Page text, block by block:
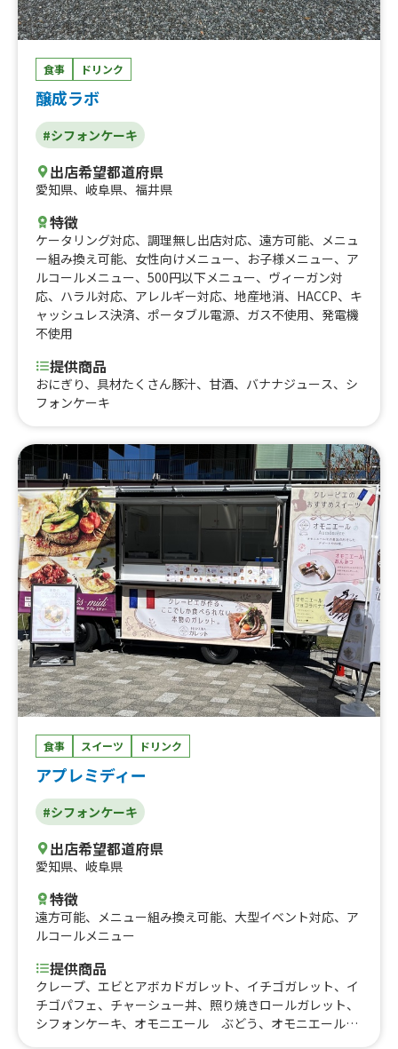
食事 ドリンク
醸成ラボ
#シフォンケーキ
出店希望都道府県
愛知県、 岐阜県、 福井県
特徴
ケータリング対応、 調理無し出店対応、 遠方可能、 メニュ
ー組み換え可能、 女性向けメニュー、 お子様メニュー、 ア
ルコールメニュー、 500円以下メニュー、 ヴィーガン対
応、 ハラル対応、 アレルギー対応、 地産地消、 HACCP、 キ
ャッシュレス決済、 ポータブル電源、 ガス不使用、 発電機
不使用
提供商品
おにぎり、具材たくさん豚汁、甘酒、バナナジュース、シ
フォンケーキ
食事 スイーツ ドリンク
アプレミディー
#シフォンケーキ
出店希望都道府県
愛知県、 岐阜県
特徴
遠方可能、 メニュー組み換え可能、 大型イベント対応、 ア
ルコールメニュー
提供商品
クレープ、エビとアボカドガレット、イチゴガレット、イ
チゴパフェ、チャーシュー丼、照り焼きロールガレット、
シフォンケーキ、オモニエール ぶどう、オモニエール